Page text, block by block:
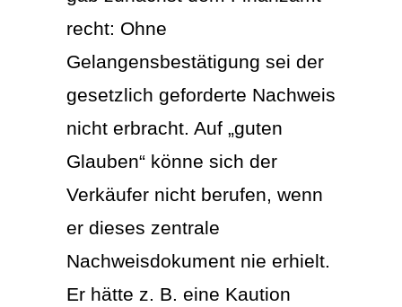
recht: Ohne
Gelangensbestätigung sei der
gesetzlich geforderte Nachweis
nicht erbracht. Auf „guten
Glauben“ könne sich der
Verkäufer nicht berufen, wenn
er dieses zentrale
Nachweisdokument nie erhielt.
Er hätte z. B. eine Kaution